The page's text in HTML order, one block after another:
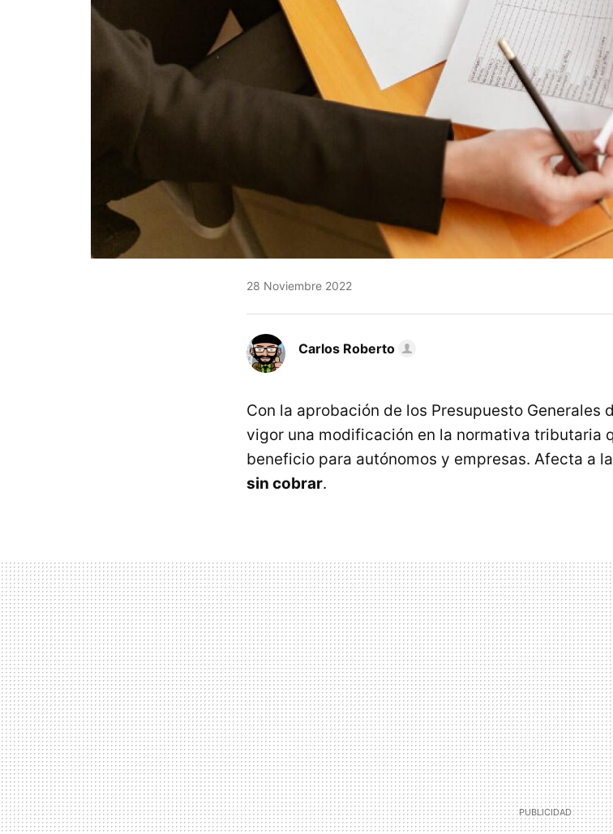
28 Noviembre 2022
Carlos Roberto
Con la aprobación de los Presupuesto Generales
vigor una modificación en la normativa tributaria
beneficio para autónomos y empresas. Afecta a la
sin cobrar.